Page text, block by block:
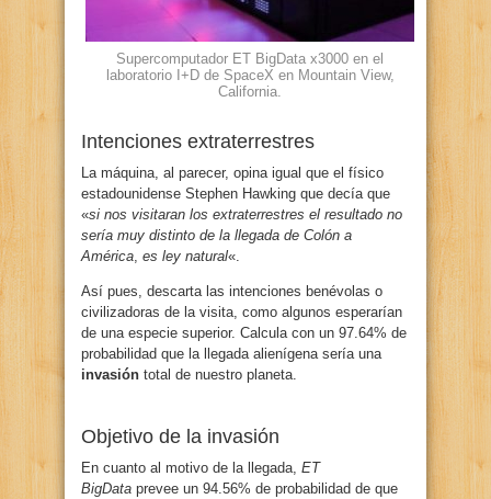
Supercomputador ET BigData x3000 en el
laboratorio I+D de SpaceX en Mountain View,
California.
Intenciones extraterrestres
La máquina, al parecer, opina igual que el físico
estadounidense Stephen Hawking que decía que
«si nos visitaran los extraterrestres el resultado no
sería muy distinto de la llegada de Colón a
América es ley natural«.
Así pues, descarta las intenciones benévolas o
civilizadoras de la visita, como algunos esperarían
de una especie superior. Calcula con un 97.64% de
probabilidad que la llegada alienígena sería una
invasión total de nuestro planeta.
Objetivo de la invasión
En cuanto al motivo de la llegada, ET
BigData prevee un 94.56% de probabilidad de que